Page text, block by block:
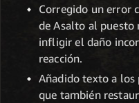
Corregido un error
de Asalto al
infligir el daño
reacción.
Añadido texto a los
que también